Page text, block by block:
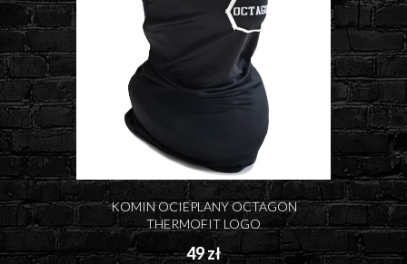
KOMIN OCIEPLANY OCTAGON
THERMOFIT LOGO
49 zł